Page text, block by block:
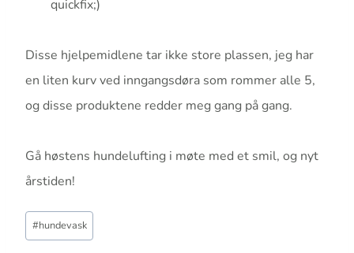
quickfix;)
Disse hjelpemidlene tar ikke store plassen, jeg har
en liten kurv ved inngangsdøra som rommer alle 5,
og disse produktene redder meg gang på gang.
Gå høstens hundelufting i møte med et smil, og nyt
årstiden!
Post
Tags:
#hundevask